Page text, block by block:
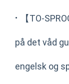
· 【TO-
på det våd
engelsk og